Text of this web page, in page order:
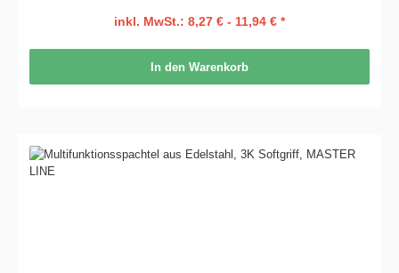
inkl. MwSt.: 8,27 € - 11,94 € *
In den Warenkorb